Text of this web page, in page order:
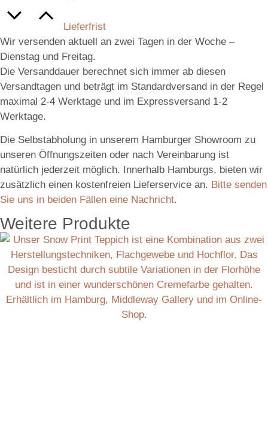
Lieferfrist
Wir versenden aktuell an zwei Tagen in der Woche –
Dienstag und Freitag.
Die Versanddauer berechnet sich immer ab diesen
Versandtagen und beträgt im Standardversand in der Regel
maximal 2-4 Werktage und im Expressversand 1-2
Werktage.
Die Selbstabholung in unserem Hamburger Showroom zu
unseren Öffnungszeiten oder nach Vereinbarung ist
natürlich jederzeit möglich. Innerhalb Hamburgs, bieten wir
zusätzlich einen kostenfreien Lieferservice an. Bitte senden
Sie uns in beiden Fällen eine Nachricht.
Weitere Produkte